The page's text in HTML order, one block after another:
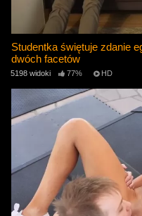
Studentka świętuje zdanie
dwóch facetów
5198 widoki 77% HD